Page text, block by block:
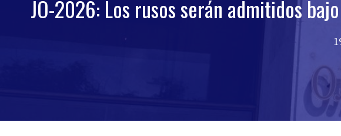
JO-2026: Los rusos serán admitidos